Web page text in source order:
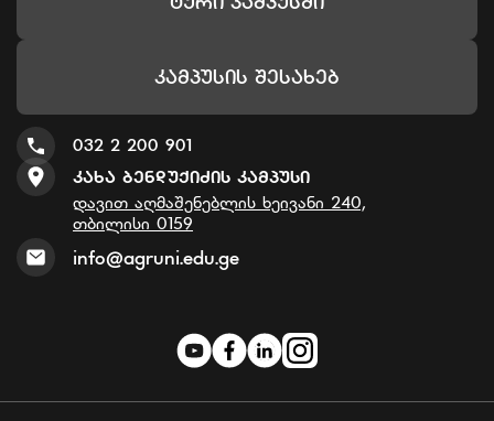
Კამპუსის Შესახებ
032 2 200 901
Კახა Ბენდუქიძის Კამპუსი
დავით აღმაშენებლის ხეივანი 240,
თბილისი 0159
info@agruni.edu.ge